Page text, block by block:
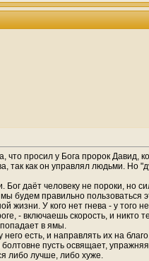
что просил у Бога пророк Давид,
так как он управлял людьми. Но
даёт чело­веку не пороки, но
правильно пользоваться
жизни. У кого нет гнева - у того
- включаешь скорость, и никто
в ямы.
есть, и на­правлять их на
болтовне пусть освящает,
либо лучше, либо хуже.